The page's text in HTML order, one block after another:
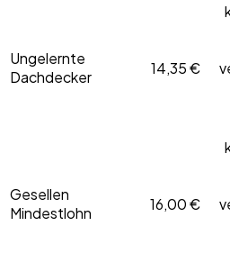
Ungelernte
Dachdecker
14,35 €
Gesellen
Mindestlohn
16,00 €